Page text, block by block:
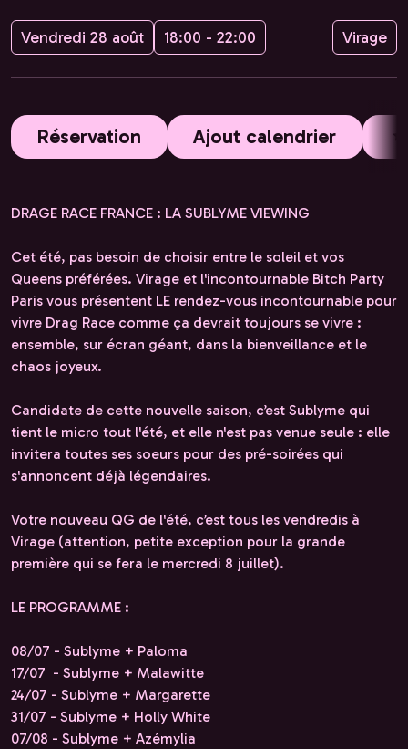
Vendredi 28 août 18:00 - 22:00 Virage
Réservation Ajout calendrier
DRAGE RACE FRANCE : LA SUBLYME VIEWING
Cet été, pas besoin de choisir entre le soleil et vos
Queens préférées. Virage et l'incontournable Bitch Party
Paris vous présentent LE rendez-vous incontournable pour
vivre Drag Race comme ça devrait toujours se vivre :
ensemble, sur écran géant, dans la bienveillance et le
chaos joyeux.
Candidate de cette nouvelle saison, c’est Sublyme qui
tient le micro tout l'été, et elle n'est pas venue seule : elle
invitera toutes ses soeurs pour des pré-soirées qui
s'annoncent déjà légendaires.
Votre nouveau QG de l'été, c’est tous les vendredis à
Virage (attention, petite exception pour la grande
première qui se fera le mercredi 8 juillet).
LE PROGRAMME :
08/07 - Sublyme + Paloma
17/07 - Sublyme + Malawitte
24/07 - Sublyme + Margarette
31/07 - Sublyme + Holly White
07/08 - Sublyme + Azémylia